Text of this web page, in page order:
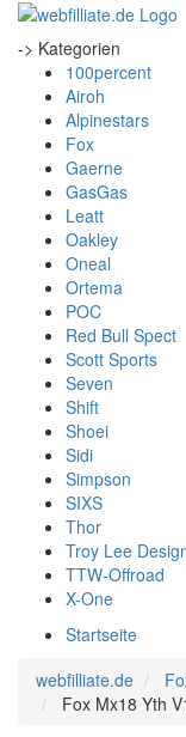
-> Kategorien
100percent
Airoh
Alpinestars
Fox
Gaerne
GasGas
Leatt
Oakley
Oneal
Ortema
POC
Red Bull Spect
Scott Sports
Seven
Shift
Shoei
Sidi
Simpson
SIXS
Thor
Troy Lee
TTW-Offroad
X-One
Startseite
webfilliate.de
Fox Mx18 Yth